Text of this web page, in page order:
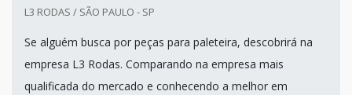
L3 RODAS / SÃO PAULO - SP
Se alguém busca por peças para paleteira, descobrirá na
empresa L3 Rodas. Comparando na empresa mais
qualificada do mercado e conhecendo a melhor em